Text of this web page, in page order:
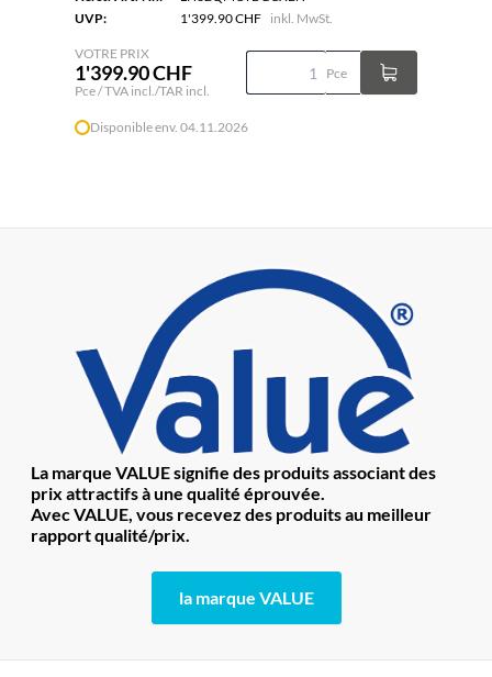
UVP:
1'399.90 CHF inkl. MwSt.
VOTRE PRIX
1'399.90 CHF
Pce / TVA incl./TAR incl.
Pce
Disponible env. 04.11.2026
La marque VALUE signifie des produits associant des
prix attractifs à une qualité éprouvée.
Avec VALUE, vous recevez des produits au meilleur
rapport qualité/prix.
la marque VALUE